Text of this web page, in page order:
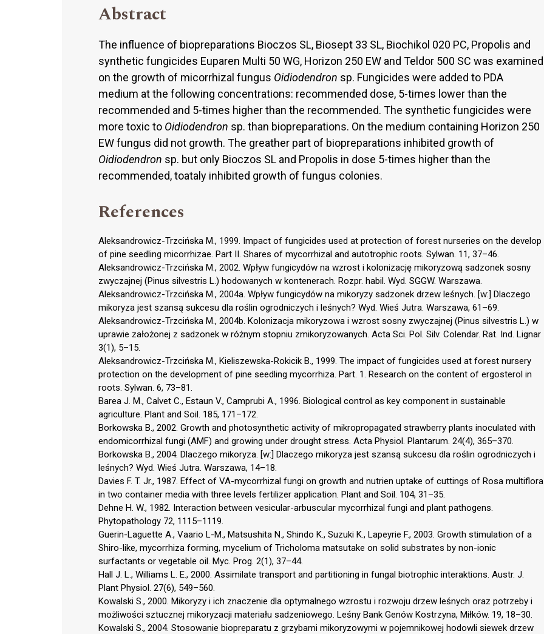
Abstract
The influence of biopreparations Bioczos SL, Biosept 33 SL, Biochikol 020 PC, Propolis and
synthetic fungicides Euparen Multi 50 WG, Horizon 250 EW and Teldor 500 SC was examined
on the growth of micorrhizal fungus Oidiodendron sp. Fungicides were added to PDA
medium at the following concentrations: recommended dose, 5-times lower than the
recommended and 5-times higher than the recommended. The synthetic fungicides were
more toxic to Oidiodendron sp. than biopreparations. On the medium containing Horizon 250
EW fungus did not growth. The greather part of biopreparations inhibited growth of
Oidiodendron sp. but only Bioczos SL and Propolis in dose 5-times higher than the
recommended, toataly inhibited growth of fungus colonies.
References
Aleksandrowicz-Trzcińska M., 1999. Impact of fungicides used at protection of forest nurseries on the develop
of pine seedling micorrhizae. Part II. Shares of mycorrhizal and autotrophic roots. Sylwan. 11, 37–46.
Aleksandrowicz-Trzcińska M., 2002. Wpływ fungicydów na wzrost i kolonizację mikoryzową sadzonek sosny
zwyczajnej (Pinus silvestris L.) hodowanych w kontenerach. Rozpr. habil. Wyd. SGGW. Warszawa.
Aleksandrowicz-Trzcińska M., 2004a. Wpływ fungicydów na mikoryzy sadzonek drzew leśnych. [w:] Dlaczego
mikoryza jest szansą sukcesu dla roślin ogrodniczych i leśnych? Wyd. Wieś Jutra. Warszawa, 61–69.
Aleksandrowicz-Trzcińska M., 2004b. Kolonizacja mikoryzowa i wzrost sosny zwyczajnej (Pinus silvestris L.) w
uprawie założonej z sadzonek w różnym stopniu zmikoryzowanych. Acta Sci. Pol. Silv. Colendar. Rat. Ind. Lignar
3(1), 5–15.
Aleksandrowicz-Trzcińska M., Kieliszewska-Rokicik B., 1999. The impact of fungicides used at forest nursery
protection on the development of pine seedling mycorrhiza. Part. 1. Research on the content of ergosterol in
roots. Sylwan. 6, 73–81.
Barea J. M., Calvet C., Estaun V., Camprubi A., 1996. Biological control as key component in sustainable
agriculture. Plant and Soil. 185, 171–172.
Borkowska B., 2002. Growth and photosynthetic activity of mikropropagated strawberry plants inoculated with
endomicorrhizal fungi (AMF) and growing under drought stress. Acta Physiol. Plantarum. 24(4), 365–370.
Borkowska B., 2004. Dlaczego mikoryza. [w:] Dlaczego mikoryza jest szansą sukcesu dla roślin ogrodniczych i
leśnych? Wyd. Wieś Jutra. Warszawa, 14–18.
Davies F. T. Jr., 1987. Effect of VA-mycorrhizal fungi on growth and nutrien uptake of cuttings of Rosa multiflora
in two container media with three levels fertilizer application. Plant and Soil. 104, 31–35.
Dehne H. W., 1982. Interaction between vesicular-arbuscular mycorrhizal fungi and plant pathogens.
Phytopathology 72, 1115–1119.
Guerin-Laguette A., Vaario L-M., Matsushita N., Shindo K., Suzuki K., Lapeyrie F., 2003. Growth stimulation of a
Shiro-like, mycorrhiza forming, mycelium of Tricholoma matsutake on solid substrates by non-ionic
surfactants or vegetable oil. Myc. Prog. 2(1), 37–44.
Hall J. L., Williams L. E., 2000. Assimilate transport and partitioning in fungal biotrophic interaktions. Austr. J.
Plant Physiol. 27(6), 549–560.
Kowalski S., 2000. Mikoryzy i ich znaczenie dla optymalnego wzrostu i rozwoju drzew leśnych oraz potrzeby i
możliwości sztucznej mikoryzacji materiału sadzeniowego. Leśny Bank Genów Kostrzyna, Miłków. 19, 18–30.
Kowalski S., 2004. Stosowanie biopreparatu z grzybami mikoryzowymi w pojemnikowej hodowli siewek drzew